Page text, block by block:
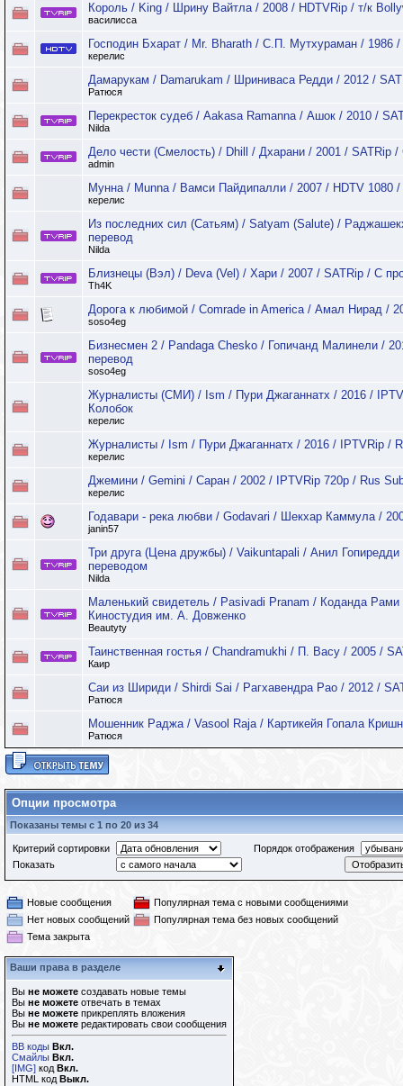
Король / King / Шрину Вайтла / 2008 / HDTVRip / т/к
василисса
Господин Бхарат / Mr. Bharath / С.П. Мутхураман / 1986
керелис
Дамарукам / Damarukam / Шриниваса Редди / 2012 /
Ратюся
Перекресток судеб / Aakasa Ramanna / Ашок / 2010 /
Nilda
Дело чести (Смелость) / Dhill / Дхарани / 2001 / SATRip
admin
Мунна / Munna / Вамси Пайдипалли / 2007 / HDTV 1080
керелис
Из последних сил (Сатьям) / Satyam (Salute) /
перевод
Nilda
Близнецы (Вэл) / Deva (Vel) / Хари / 2007 / SATRip / С
Th4K
Дорога к любимой / Comrade in America / Амал Нирад /
soso4eg
Бизнесмен 2 / Pandaga Chesko / Гопичанд Малинели /
перевод
soso4eg
Журналисты (СМИ) / Ism / Пури Джаганнатх / 2016 /
Колобок
керелис
Журналисты / Ism / Пури Джаганнатх / 2016 / IPTVRip /
керелис
Джемини / Gemini / Саран / 2002 / IPTVRip 720р / Rus
керелис
Годавари - река любви / Godavari / Шекхар Каммула /
janin57
Три друга (Цена дружбы) / Vaikuntapali / Анил
переводом
Nilda
Маленький свидетель / Pasivadi Pranam / Коданда
Киностудия им. А. Довженко
Beautyty
Таинственная гостья / Chandramukhi / П. Васу / 2005 /
Каир
Саи из Шириди / Shirdi Sai / Рагхавендра Рао / 2012 /
Ратюся
Мошенник Раджа / Vasool Raja / Картикейя Гопала
Ратюся
Опции просмотра
Показаны темы с 1 по 20 из 34
Критерий сортировки
Порядок отображения
Показать
Новые сообщения
Популярная тема с новыми сообщениями
Нет новых сообщений
Популярная тема без новых сообщений
Тема закрыта
Ваши права в разделе
Вы не можете создавать новые темы
Вы не можете отвечать в темах
Вы не можете прикреплять вложения
Вы не можете редактировать свои сообщения
BB коды Вкл.
Смайлы Вкл.
[IMG] код Вкл.
HTML код Выкл.